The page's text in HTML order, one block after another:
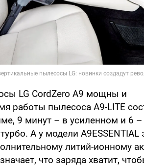
LG CordZero A9 мощны и
работы пылесоса A9-LITE
9 минут – в усиленном и 6 –
А у модели A9ESSENTIAL
литий-ионному
что заряда хватит,